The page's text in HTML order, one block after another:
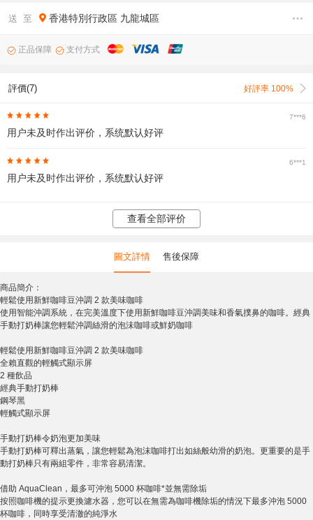
送 至 香港特別行政區 九龍城區
正品保障 支付方式
評價(7) 好評率 100%
7***6
用户未及时作出评价，系统默认好评
6***1
用户未及时作出评价，系统默认好评
查看全部评价
圖文詳情 售後保障
商品簡介：
輕鬆使用新鮮咖啡豆沖調 2 款美味咖啡
使用智能沖調系統，在完美溫度下使用新鮮咖啡豆沖調美味和香氣撲鼻的咖啡。經典
手動打奶棒讓您輕鬆沖調絲滑的泡沬咖啡或鮮奶咖啡
輕鬆使用新鮮咖啡豆沖調 2 款美味咖啡
全賴直觀的輕觸式顯示屏
2 種飲品
經典手動打奶棒
鋼琴黑
輕觸式顯示屏
手動打奶棒令奶泡更加美味
手動打奶棒可釋出蒸氣，讓您輕鬆為泡沫咖啡打出如絲般幼滑的奶泡。更重要的是手
動打奶棒只有兩組零件，非常容易清潔。
借助 AquaClean，最多可沖泡 5000 杯咖啡*並無需除垢
按照咖啡機的提示更換濾水器，您可以在無需為咖啡機除垢的情況下最多沖泡 5000
杯咖啡，同時享受清澈的純淨水